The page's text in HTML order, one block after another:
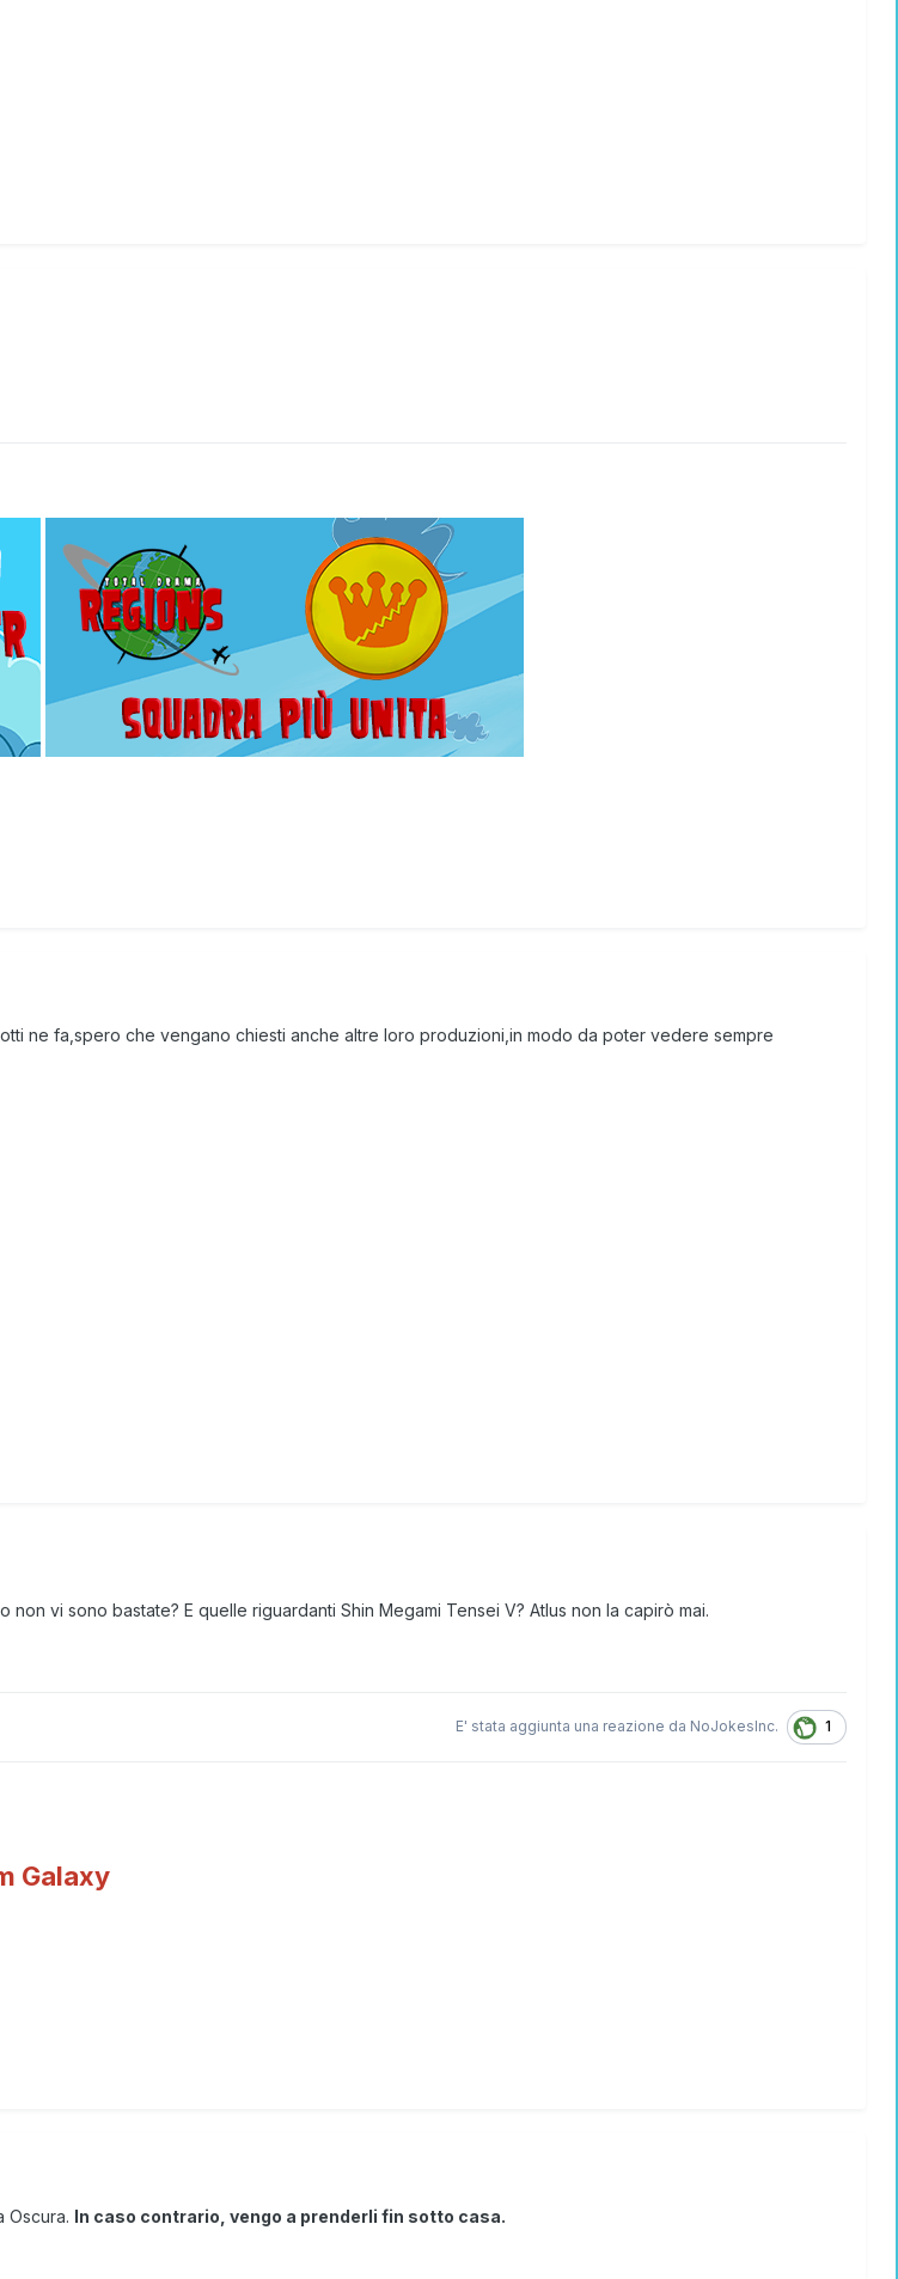
ne fa,spero che vengano chiesti anche altre loro produzioni,in modo da poter vedere sempre
vi sono bastate? E quelle riguardanti Shin Megami Tensei V? Atlus non la capirò mai.
E' stata aggiunta una reazione da NoJokesInc. 1
Galaxy
Oscura. In caso contrario, vengo a prenderli fin sotto casa.